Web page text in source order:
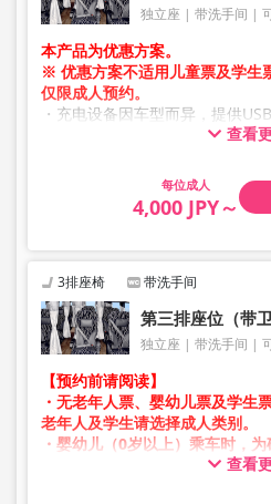
独立座 带洗手间
本产品为优惠方案。
※ 优惠方案不适用儿童票及学生
仅限成人预约。
・充电设备因车型而异，提供
・因加班车或车辆检修等原因，
查看
成人
4,000 JPY～
3排座椅 带洗手间
第三排座位（带
独立座 带洗手间
【预约前请阅读】
・无老年人票、婴幼儿票及学生票
老年人及学生请选择成人类别。
・婴幼儿（0岁以上）乘车时，
查看